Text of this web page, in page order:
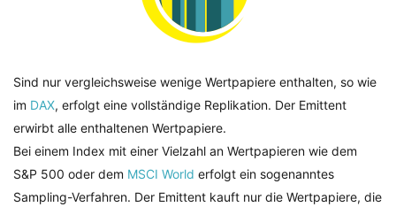
Sind nur vergleichsweise wenige Wertpapiere enthalten, so wie
im DAX, erfolgt eine vollständige Replikation. Der Emittent
erwirbt alle enthaltenen Wertpapiere.
Bei einem Index mit einer Vielzahl an Wertpapieren wie dem
S&P 500 oder dem MSCI World erfolgt ein sogenanntes
Sampling-Verfahren. Der Emittent kauft nur die Wertpapiere, die